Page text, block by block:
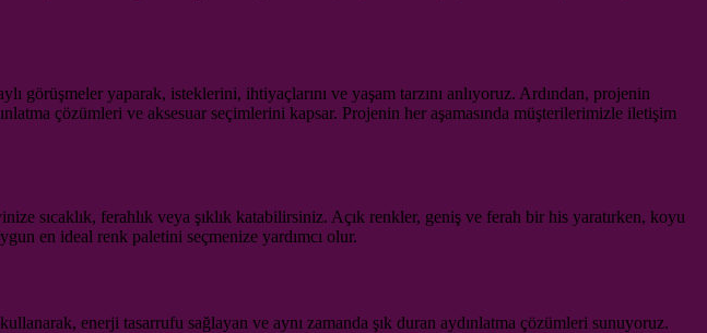
yaparak, isteklerini, ihtiyaçlarını ve yaşam tarzını anlıyoruz. Ardından, projenin
çözümleri ve aksesuar seçimlerini kapsar. Projenin her aşamasında müşterilerimizle iletişim
sıcaklık, ferahlık veya şıklık katabilirsiniz. Açık renkler, geniş ve ferah bir his yaratırken, koyu
en ideal renk paletini seçmenize yardımcı olur.
enerji tasarrufu sağlayan ve aynı zamanda şık duran aydınlatma çözümleri sunuyoruz.